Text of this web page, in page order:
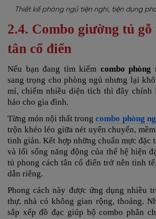
Thiết kế phòng ngủ tiện nghi, tiện dụng
2.4. Combo giường tủ
tân cổ điển
Nếu bạn đang tìm kiếm combo
sang trọng cho phòng ngủ nhưng lại
mỉ, chiếm nhiều diện tích thì đây chính
hảo cho gia đình.
Từng món nội thất trongcombo phòng
trộn khéo léo giữa nét uyển chuyển,
tinh giản. Kết hợp những chuẩn mực đặc
và lối sống năng động của thế hệ hiện
tủ phong cách tân cổ điển trở nên tinh
dẫn riêng.
Phong cách này được ứng dụng nhiều
thự, nhà có không gian rộng, thoáng.
sắp xếp đồ đạc giúp bộ combo phân